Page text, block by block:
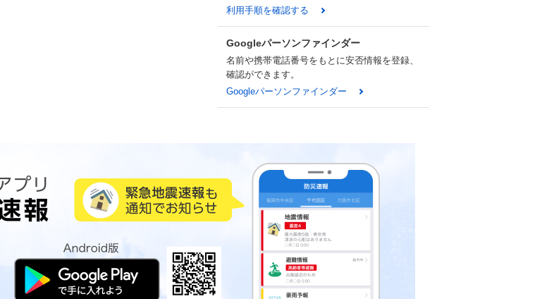
利用手順を確認する
Googleパーソンファインダー
名前や携帯電話番号をもとに安否情報を登録、
確認ができます。
Googleパーソンファインダー